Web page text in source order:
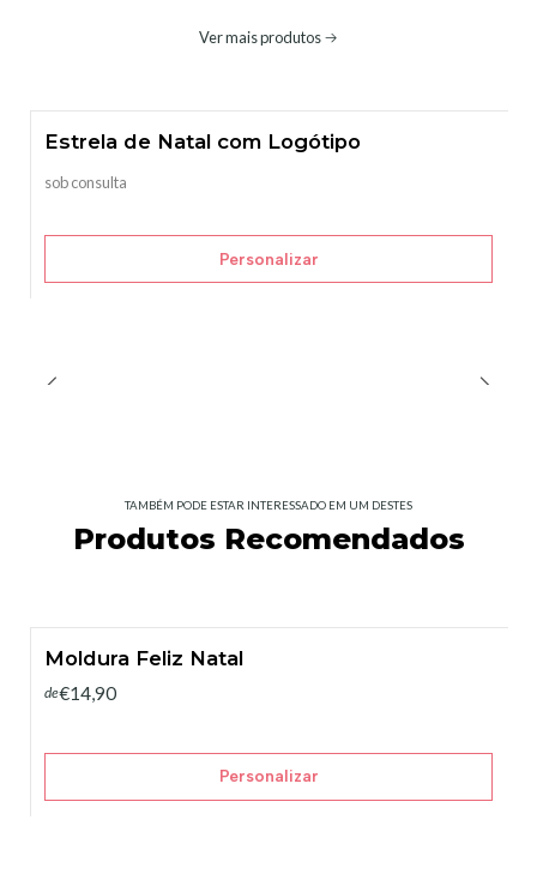
Ver mais produtos
Estrela de Natal com Logótipo
sob consulta
Personalizar
TAMBÉM PODE ESTAR INTERESSADO EM UM DESTES
Produtos Recomendados
Moldura Feliz Natal
de€14,90
Personalizar